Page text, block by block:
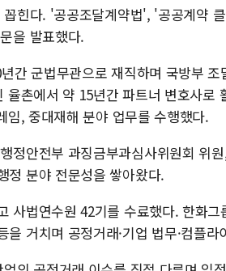
힌다. '공공조달계약법', '공공계약
을 발표했다.
간 군법무관으로 재직하며 국방부
촌에서 약 15년간 파트너 변호사로
, 중대재해 분야 업무를 수행했다.
정안전부 과징금부과심사위원회 위
정 분야 전문성을 쌓아왔다.
사법연수원 42기를 수료했다. 한화
거치며 공정거래·기업 법무·컴플